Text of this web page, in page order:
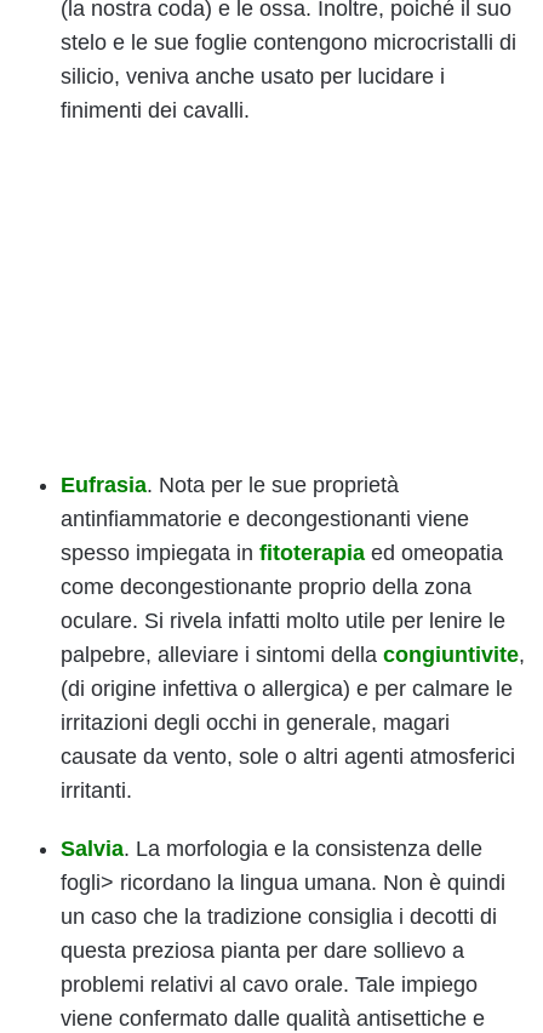
(la nostra coda) e le ossa. Inoltre, poiché il suo
stelo e le sue foglie contengono microcristalli di
silicio, veniva anche usato per lucidare i
finimenti dei cavalli.
Eufrasia. Nota per le sue proprietà
antinfiammatorie e decongestionanti viene
spesso impiegata in fitoterapia ed omeopatia
come decongestionante proprio della zona
oculare. Si rivela infatti molto utile per lenire le
palpebre, alleviare i sintomi della congiuntivite,
(di origine infettiva o allergica) e per calmare le
irritazioni degli occhi in generale, magari
causate da vento, sole o altri agenti atmosferici
irritanti.
Salvia. La morfologia e la consistenza delle
fogli> ricordano la lingua umana. Non è quindi
un caso che la tradizione consiglia i decotti di
questa preziosa pianta per dare sollievo a
problemi relativi al cavo orale. Tale impiego
viene confermato dalle qualità antisettiche e